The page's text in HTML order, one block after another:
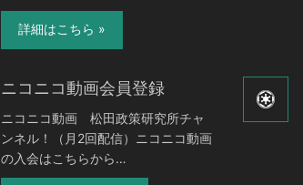
詳細はこちら »
ニコニコ動画会員登録
ニコニコ動画 松田政策研究所チャ
ンネル！（月2回配信）ニコニコ動画
の入会はこちらから…